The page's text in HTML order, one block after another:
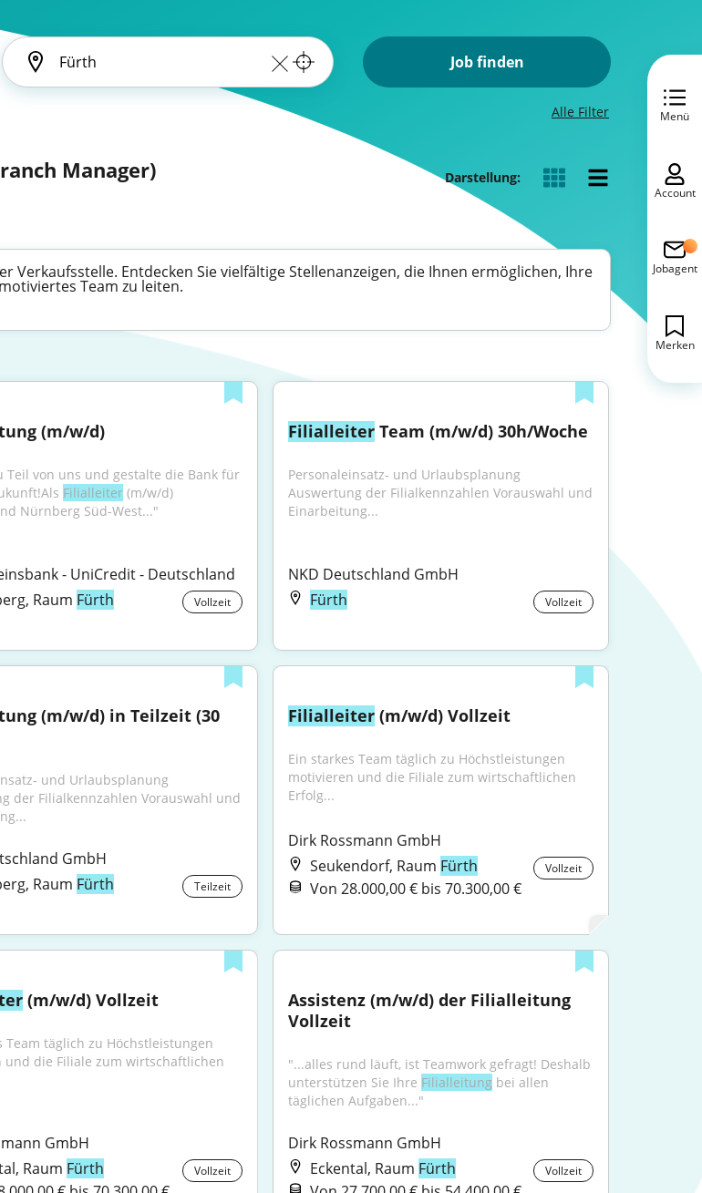
Job finden
Alle Filter
Manager) Darstellung:
Entdecken Sie vielfältige Stellenanzeigen, die Ihnen ermöglichen, Ihre
Team zu leiten.
(m/w/d)
Teil von uns und gestalte die Bank für
Filialleiter (m/w/d)
Nürnberg Süd-West..."
- UniCredit - Deutschland
Raum Fürth Vollzeit
Filialleiter Team (m/w/d) 30h/Woche
Personaleinsatz- und Urlaubsplanung
Auswertung der Filialkennzahlen Vorauswahl und
Einarbeitung...
NKD Deutschland GmbH
Fürth
Vollzeit
(m/w/d) in Teilzeit (30
und Urlaubsplanung
der Filialkennzahlen Vorauswahl und
GmbH
Raum Fürth Teilzeit
Filialleiter (m/w/d) Vollzeit
Ein starkes Team täglich zu Höchstleistungen
motivieren und die Filiale zum wirtschaftlichen
Erfolg...
Dirk Rossmann GmbH
Seukendorf, Raum Fürth Vollzeit
Von 28.000,00 € bis 70.300,00 €
(m/w/d) Vollzeit
Team täglich zu Höchstleistungen
und die Filiale zum wirtschaftlichen
GmbH
Raum Fürth Vollzeit
Assistenz (m/w/d) der Filialleitung
Vollzeit
"...alles rund läuft, ist Teamwork gefragt! Deshalb
unterstützen Sie Ihre Filialleitung bei allen
täglichen Aufgaben..."
Dirk Rossmann GmbH
Eckental, Raum Fürth Vollzeit
Menü
Account
Jobagent
Merken